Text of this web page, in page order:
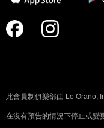
此會員制俱樂部由 Le Orano,
在沒有預告的情況下停止或變